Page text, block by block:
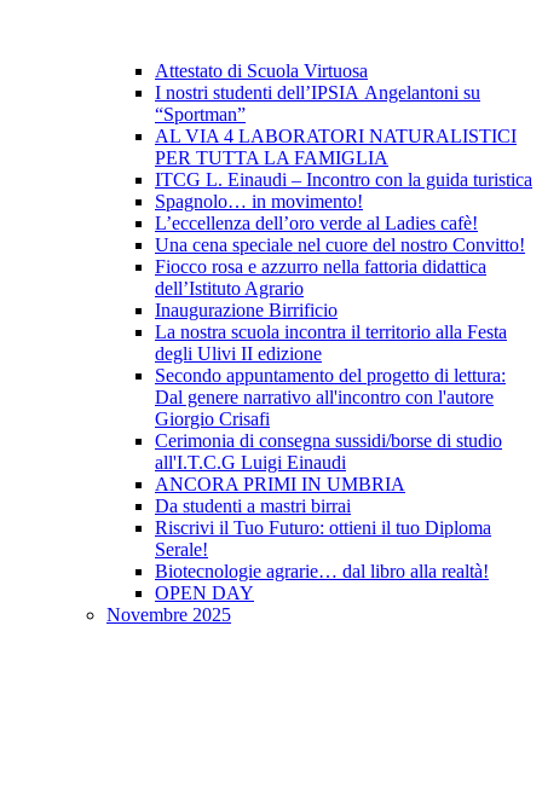
Attestato di Scuola Virtuosa
I nostri studenti dell’IPSIA Angelantoni su
“Sportman”
AL VIA 4 LABORATORI NATURALISTICI
PER TUTTA LA FAMIGLIA
ITCG L. Einaudi – Incontro con la guida turistica
Spagnolo… in movimento!
L’eccellenza dell’oro verde al Ladies cafè!
Una cena speciale nel cuore del nostro Convitto!
Fiocco rosa e azzurro nella fattoria didattica
dell’Istituto Agrario
Inaugurazione Birrificio
La nostra scuola incontra il territorio alla Festa
degli Ulivi II edizione
Secondo appuntamento del progetto di lettura:
Dal genere narrativo all'incontro con l'autore
Giorgio Crisafi
Cerimonia di consegna sussidi/borse di studio
all'I.T.C.G Luigi Einaudi
ANCORA PRIMI IN UMBRIA
Da studenti a mastri birrai
Riscrivi il Tuo Futuro: ottieni il tuo Diploma
Serale!
Biotecnologie agrarie… dal libro alla realtà!
OPEN DAY
Novembre 2025